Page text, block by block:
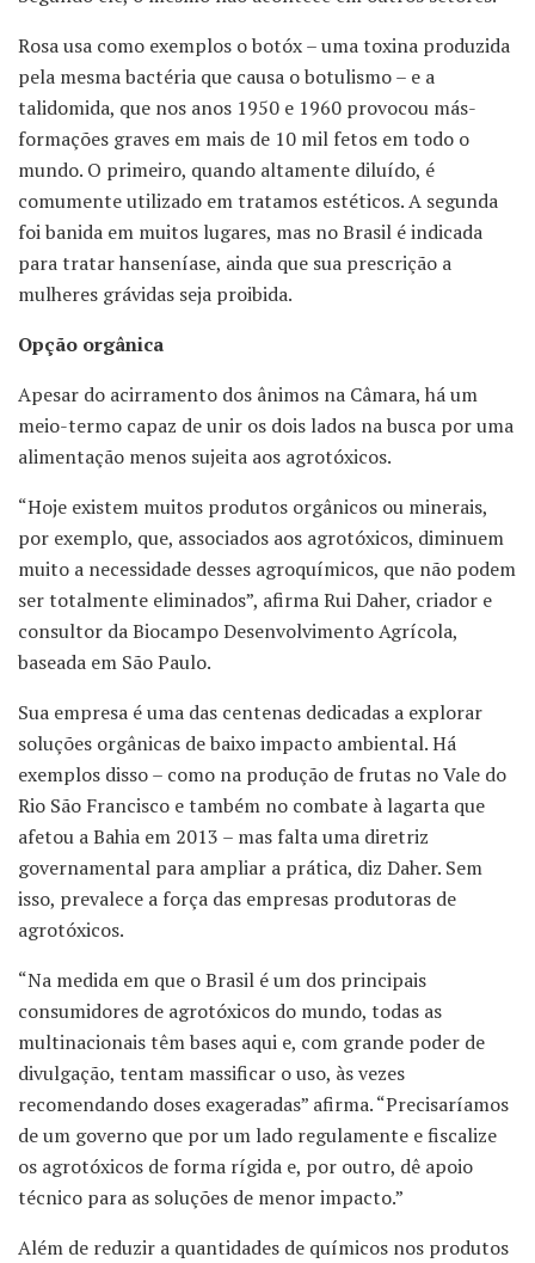
Rosa usa como exemplos o botóx – uma toxina produzida
pela mesma bactéria que causa o botulismo – e a
talidomida, que nos anos 1950 e 1960 provocou más-
formações graves em mais de 10 mil fetos em todo o
mundo. O primeiro, quando altamente diluído, é
comumente utilizado em tratamos estéticos. A segunda
foi banida em muitos lugares, mas no Brasil é indicada
para tratar hanseníase, ainda que sua prescrição a
mulheres grávidas seja proibida.
Opção orgânica
Apesar do acirramento dos ânimos na Câmara, há um
meio-termo capaz de unir os dois lados na busca por uma
alimentação menos sujeita aos agrotóxicos.
“Hoje existem muitos produtos orgânicos ou minerais,
por exemplo, que, associados aos agrotóxicos, diminuem
muito a necessidade desses agroquímicos, que não podem
ser totalmente eliminados”, afirma Rui Daher, criador e
consultor da Biocampo Desenvolvimento Agrícola,
baseada em São Paulo.
Sua empresa é uma das centenas dedicadas a explorar
soluções orgânicas de baixo impacto ambiental. Há
exemplos disso – como na produção de frutas no Vale do
Rio São Francisco e também no combate à lagarta que
afetou a Bahia em 2013 – mas falta uma diretriz
governamental para ampliar a prática, diz Daher. Sem
isso, prevalece a força das empresas produtoras de
agrotóxicos.
“Na medida em que o Brasil é um dos principais
consumidores de agrotóxicos do mundo, todas as
multinacionais têm bases aqui e, com grande poder de
divulgação, tentam massificar o uso, às vezes
recomendando doses exageradas” afirma. “Precisaríamos
de um governo que por um lado regulamente e fiscalize
os agrotóxicos de forma rígida e, por outro, dê apoio
técnico para as soluções de menor impacto.”
Além de reduzir a quantidades de químicos nos produtos